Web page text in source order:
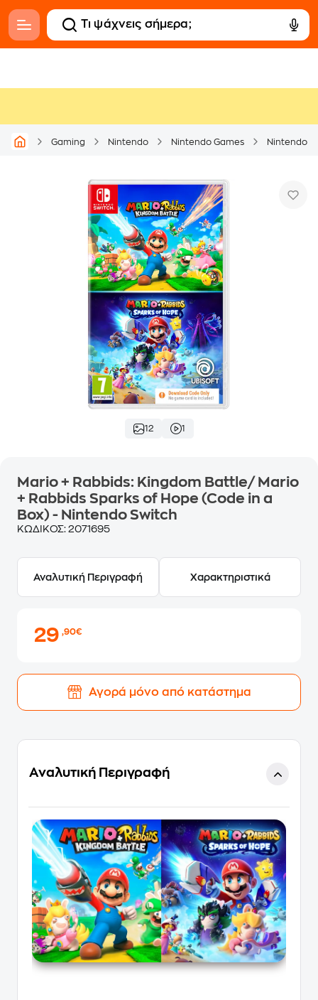
Gaming Nintendo Nintendo Games Nintendo
12 1
Mario + Rabbids: Kingdom Battle/ Mario
+ Rabbids Sparks of Hope (Code in a
Box) - Nintendo Switch
ΚΩΔΙΚΟΣ: 2071695
Αναλυτική Περιγραφή Χαρακτηριστικά
29,90€
Αγορά μόνο από κατάστημα
Αναλυτική Περιγραφή